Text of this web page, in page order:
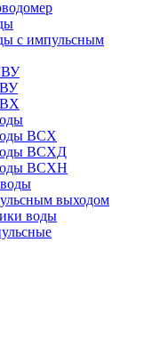
с импульсным
ВСХ
ВСХД
ВСХН
выходом
воды